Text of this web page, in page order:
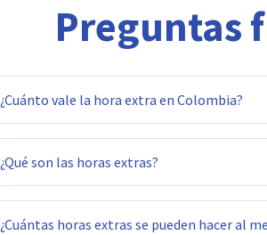
Preguntas
¿Cuánto vale la hora extra en Colombia?
¿Qué son las horas extras?
¿Cuántas horas extras se pueden hacer al